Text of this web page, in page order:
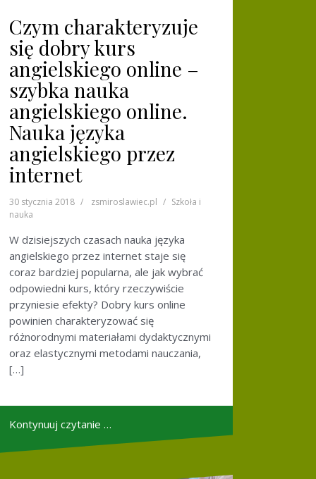
Czym charakteryzuje
się dobry kurs
angielskiego online –
szybka nauka
angielskiego online.
Nauka języka
angielskiego przez
internet
30 stycznia 2018 zsmiroslawiec.pl
Szkoła i
nauka
W dzisiejszych czasach nauka języka
angielskiego przez internet staje się
coraz bardziej popularna, ale jak wybrać
odpowiedni kurs, który rzeczywiście
przyniesie efekty? Dobry kurs online
powinien charakteryzować się
różnorodnymi materiałami dydaktycznymi
oraz elastycznymi metodami nauczania,
[…]
Kontynuuj czytanie …